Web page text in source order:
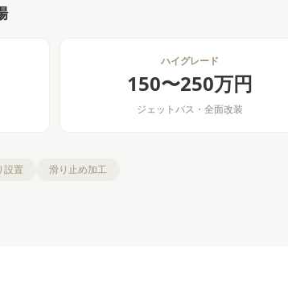
ハイグレード
150〜250万円
ジェットバス・全面改装
設置 滑り止め加工